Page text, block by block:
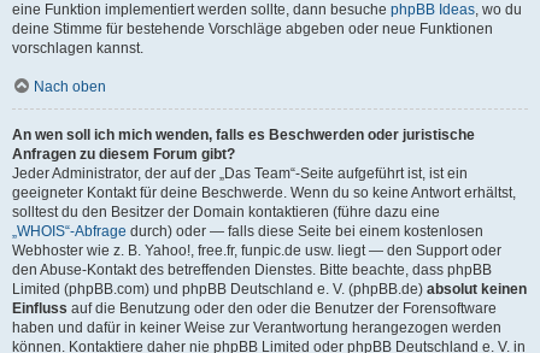
eine Funktion implementiert werden sollte, dann besuche phpBB Ideas, wo du
deine Stimme für bestehende Vorschläge abgeben oder neue Funktionen
vorschlagen kannst.
Nach oben
An wen soll ich mich wenden, falls es Beschwerden oder juristische
Anfragen zu diesem Forum gibt?
Jeder Administrator, der auf der „Das Team“-Seite aufgeführt ist, ist ein
geeigneter Kontakt für deine Beschwerde. Wenn du so keine Antwort erhältst,
solltest du den Besitzer der Domain kontaktieren (führe dazu eine
„WHOIS“-Abfrage durch) oder — falls diese Seite bei einem kostenlosen
Webhoster wie z. B. Yahoo!, free.fr, funpic.de usw. liegt — den Support oder
den Abuse-Kontakt des betreffenden Dienstes. Bitte beachte, dass phpBB
Limited (phpBB.com) und phpBB Deutschland e. V. (phpBB.de) absolut keinen
Einfluss auf die Benutzung oder den oder die Benutzer der Forensoftware
haben und dafür in keiner Weise zur Verantwortung herangezogen werden
können. Kontaktiere daher nie phpBB Limited oder phpBB Deutschland e. V. in